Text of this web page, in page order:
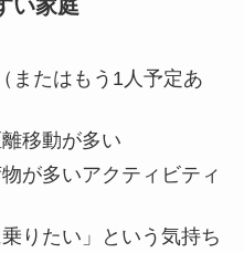
い家庭
またはもう1人予定あ
移動が多い
が多いアクティビティ
りたい」という気持ち